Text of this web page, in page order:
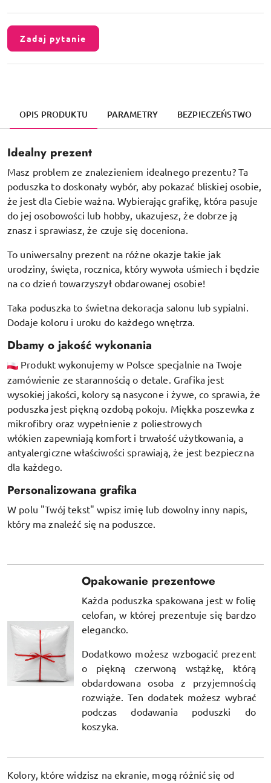
Zadaj pytanie
OPIS PRODUKTU PARAMETRY BEZPIECZEŃSTWO
Idealny prezent
Masz problem ze znalezieniem idealnego prezentu? Ta
poduszka to doskonały wybór, aby pokazać bliskiej osobie,
że jest dla Ciebie ważna. Wybierając grafikę, która pasuje
do jej osobowości lub hobby, ukazujesz, że dobrze ją
znasz i sprawiasz, że czuje się doceniona.
To uniwersalny prezent na różne okazje takie jak
urodziny, święta, rocznica, który wywoła uśmiech i będzie
na co dzień towarzyszył obdarowanej osobie!
Taka poduszka to świetna dekoracja salonu lub sypialni.
Dodaje koloru i uroku do każdego wnętrza.
Dbamy o jakość wykonania
Produkt wykonujemy w Polsce specjalnie na Twoje
zamówienie ze starannością o detale. Grafika jest
wysokiej jakości, kolory są nasycone i żywe, co sprawia, że
poduszka jest piękną ozdobą pokoju. Miękka poszewka z
mikrofibry oraz wypełnienie z poliestrowych
włókien zapewniają komfort i trwałość użytkowania, a
antyalergiczne właściwości sprawiają, że jest bezpieczna
dla każdego.
Personalizowana grafika
W polu "Twój tekst" wpisz imię lub dowolny inny napis,
który ma znaleźć się na poduszce.
Opakowanie prezentowe
Każda poduszka spakowana jest w folię
celofan, w której prezentuje się bardzo
elegancko.
Dodatkowo możesz wzbogacić prezent
o piękną czerwoną wstążkę, którą
obdardowana osoba z przyjemnością
rozwiąże. Ten dodatek możesz wybrać
podczas dodawania poduszki do
koszyka.
Kolory, które widzisz na ekranie, mogą różnić się od